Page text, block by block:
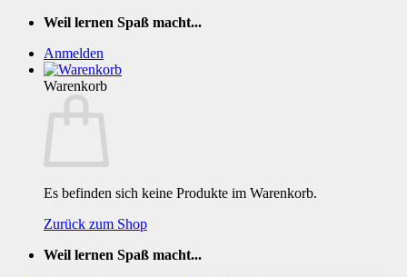
Zum
springen
Weil lernen Spaß macht...
Anmelden
Warenkorb
Es befinden sich keine Produkte im Warenkorb.
Zurück zum Shop
Weil lernen Spaß macht...